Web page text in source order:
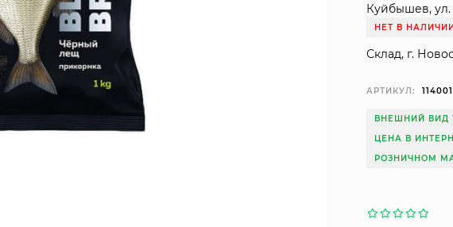
Куйбышев, ул.
НЕТ В
Склад, г.
АРТИКУЛ:
ВНЕШНИЙ ВИД
ЦЕНА В
РОЗНИЧНОМ